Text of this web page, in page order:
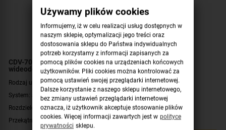
CDV-70QT(DC) GOLD/DRC-4CPHD COMMAX Zestaw
wideodomofonowy HD
Rodzaj urządzenia:wideodomofon, zestaw
System:
analogowy czteroprzewodowy
Rozdzielczość:1.3 Mpx (960p)
Przekątna ekranu [cale]:7 cali
Używamy plików cookies
Informujemy, iż w celu realizacji usług dostępnych w
naszym sklepie, optymalizacji jego treści oraz
dostosowania sklepu do Państwa indywidualnych
potrzeb korzystamy z informacji zapisanych za
pomocą plików cookies na urządzeniach końcowych
użytkowników. Pliki cookies można kontrolować za
pomocą ustawień swojej przeglądarki internetowej.
Dalsze korzystanie z naszego sklepu internetowego,
bez zmiany ustawień przeglądarki internetowej
oznacza, iż użytkownik akceptuje stosowanie plików
cookies. Więcej informacji zawartych jest w polityce
prywatności sklepu.